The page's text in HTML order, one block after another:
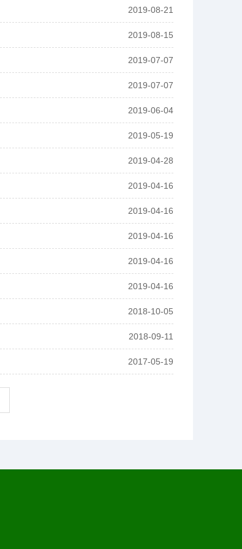
2019-08-21
2019-08-15
2019-07-07
2019-07-07
2019-06-04
2019-05-19
2019-04-28
2019-04-16
2019-04-16
2019-04-16
2019-04-16
2019-04-16
2018-10-05
2018-09-11
2017-05-19